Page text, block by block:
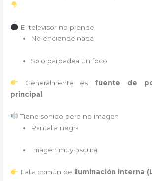
El televisor no prende
No enciende nada
Solo parpadea un foco
Generalmente es fuente de
principal
Tiene sonido pero no imagen
Pantalla negra
Imagen muy oscura
Falla común de iluminación interna